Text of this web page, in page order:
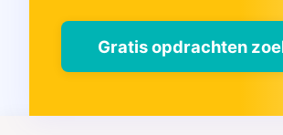
Gratis opdrachten